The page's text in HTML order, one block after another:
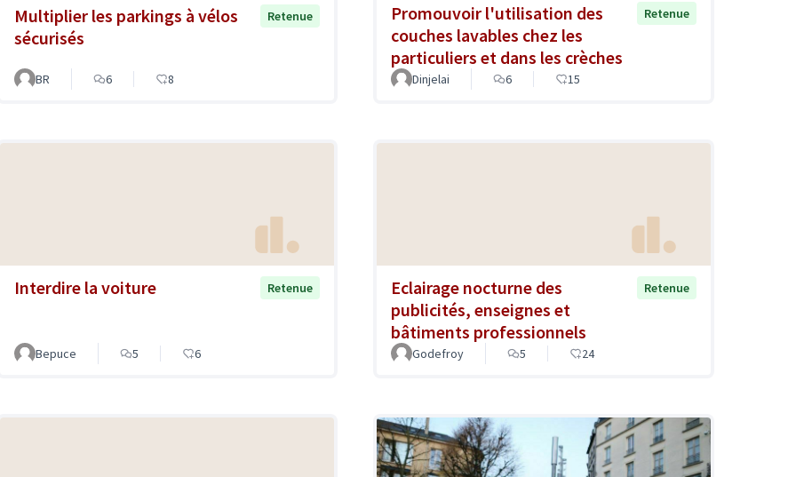
Multiplier les parkings à vélos
sécurisés
Retenue
BR 6 8
Promouvoir l'utilisation des
couches lavables chez les
particuliers et dans les crèches
Retenue
Dinjelai 6 15
Interdire la voiture Retenue
Bepuce 5 6
Eclairage nocturne des
publicités, enseignes et
bâtiments professionnels
Retenue
Godefroy 5 24